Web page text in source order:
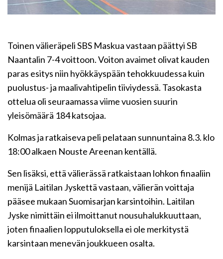
Toinen välieräpeli SBS Maskua vastaan päättyi SB
Naantalin 7-4 voittoon. Voiton avaimet olivat kauden
paras esitys niin hyökkäyspään tehokkuudessa kuin
puolustus- ja maalivahtipelin tiiviydessä. Tasokasta
ottelua oli seuraamassa viime vuosien suurin
yleisömäärä 184 katsojaa.
Kolmas ja ratkaiseva peli pelataan sunnuntaina 8.3. klo
18:00 alkaen Nouste Areenan kentällä.
Sen lisäksi, että välierässä ratkaistaan lohkon finaaliin
menijä Laitilan Jyskettä vastaan, välierän voittaja
pääsee mukaan Suomisarjan karsintoihin. Laitilan
Jyske nimittäin ei ilmoittanut nousuhalukkuuttaan,
joten finaalien lopputuloksella ei ole merkitystä
karsintaan menevän joukkueen osalta.